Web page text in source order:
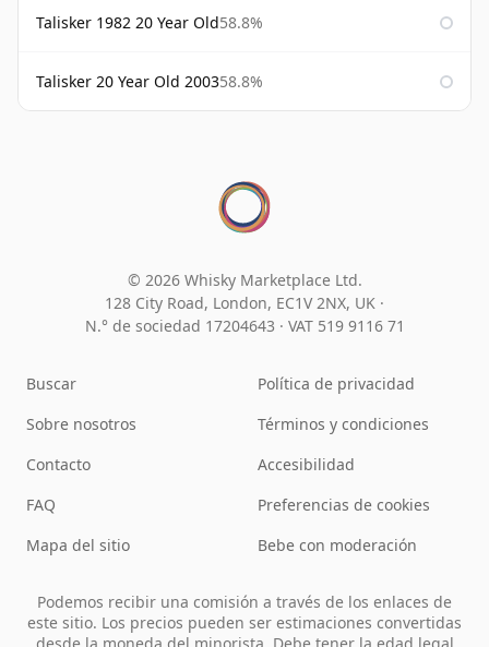
Talisker 1982 20 Year Old58.8%
Talisker 20 Year Old 200358.8%
© 2026 Whisky Marketplace Ltd.
128 City Road, London, EC1V 2NX, UK ·
N.° de sociedad 17204643 · VAT 519 9116 71
Buscar
Sobre nosotros
Contacto
FAQ
Mapa del sitio
Política de privacidad
Términos y condiciones
Accesibilidad
Preferencias de cookies
Bebe con moderación
Podemos recibir una comisión a través de los enlaces de
este sitio. Los precios pueden ser estimaciones convertidas